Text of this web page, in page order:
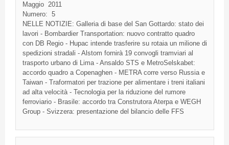
Maggio 2011
Numero: 5
NELLE NOTIZIE: Galleria di base del San Gottardo: stato dei
lavori - Bombardier Transportation: nuovo contratto quadro
con DB Regio - Hupac intende trasferire su rotaia un milione di
spedizioni stradali - Alstom fornirà 19 convogli tramviari al
trasporto urbano di Lima - Ansaldo STS e MetroSelskabet:
accordo quadro a Copenaghen - METRA corre verso Russia e
Taiwan - Traformatori per trazione per alimentare i treni italiani
ad alta velocità - Tecnologia per la riduzione del rumore
ferroviario - Brasile: accordo tra Construtora Aterpa e WEGH
Group - Svizzera: presentazione del bilancio delle FFS